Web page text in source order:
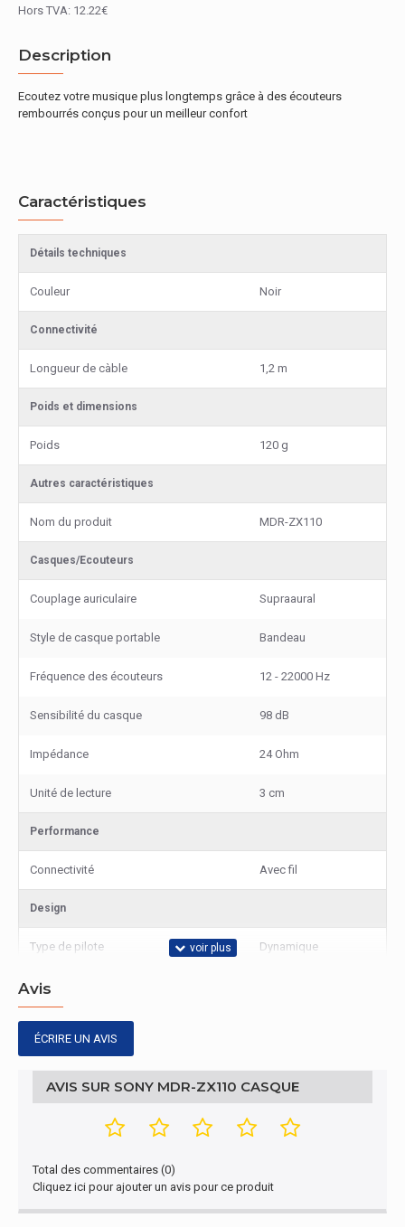
Hors TVA: 12.22€
Description
Ecoutez votre musique plus longtemps grâce à des écouteurs
rembourrés conçus pour un meilleur confort
Caractéristiques
Détails techniques
Couleur Noir
Connectivité
Longueur de càble 1,2 m
Poids et dimensions
Poids 120 g
Autres caractéristiques
Nom du produit MDR-ZX110
Casques/Ecouteurs
Couplage auriculaire Supraaural
Style de casque portable Bandeau
Fréquence des écouteurs 12 - 22000 Hz
Sensibilité du casque 98 dB
Impédance 24 Ohm
Unité de lecture 3 cm
Performance
Connectivité Avec fil
Design
Type de pilote Dynamique
Avis
ÉCRIRE UN AVIS
AVIS SUR SONY MDR-ZX110 CASQUE
Total des commentaires (0)
Cliquez ici pour ajouter un avis pour ce produit